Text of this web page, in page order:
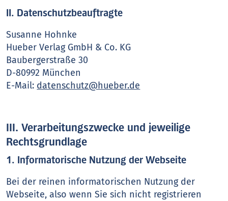
II. Datenschutzbeauftragte
Susanne Hohnke
Hueber Verlag GmbH & Co. KG
Baubergerstraße 30
D-80992 München
E-Mail: datenschutz@hueber.de
III. Verarbeitungszwecke und jeweilige
Rechtsgrundlage
1. Informatorische Nutzung der Webseite
Bei der reinen informatorischen Nutzung der
Webseite, also wenn Sie sich nicht registrieren